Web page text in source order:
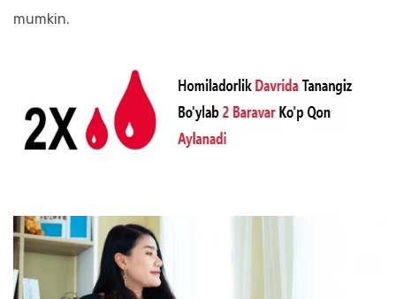
mumkin.